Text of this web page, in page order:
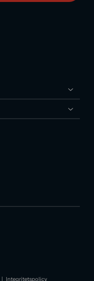
Integritetspolicy